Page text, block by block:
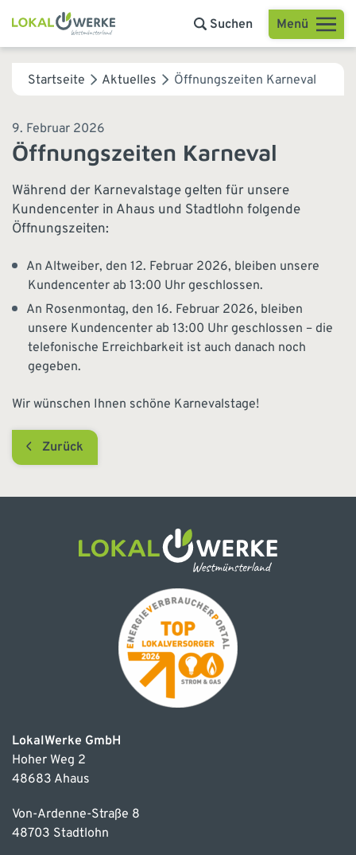
Suchen Menü
Startseite Aktuelles Öffnungszeiten Karneval
9. Februar 2026
Öffnungszeiten Karneval
Während der Karnevalstage gelten für unsere
Kundencenter in Ahaus und Stadtlohn folgende
Öffnungszeiten:
An Altweiber, den 12. Februar 2026, bleiben unsere
Kundencenter ab 13:00 Uhr geschlossen.
An Rosenmontag, den 16. Februar 2026, bleiben
unsere Kundencenter ab 13:00 Uhr geschlossen – die
telefonische Erreichbarkeit ist auch danach noch
gegeben.
Wir wünschen Ihnen schöne Karnevalstage!
Zurück
LokalWerke GmbH
Hoher Weg 2
48683 Ahaus
Von-Ardenne-Straße 8
48703 Stadtlohn